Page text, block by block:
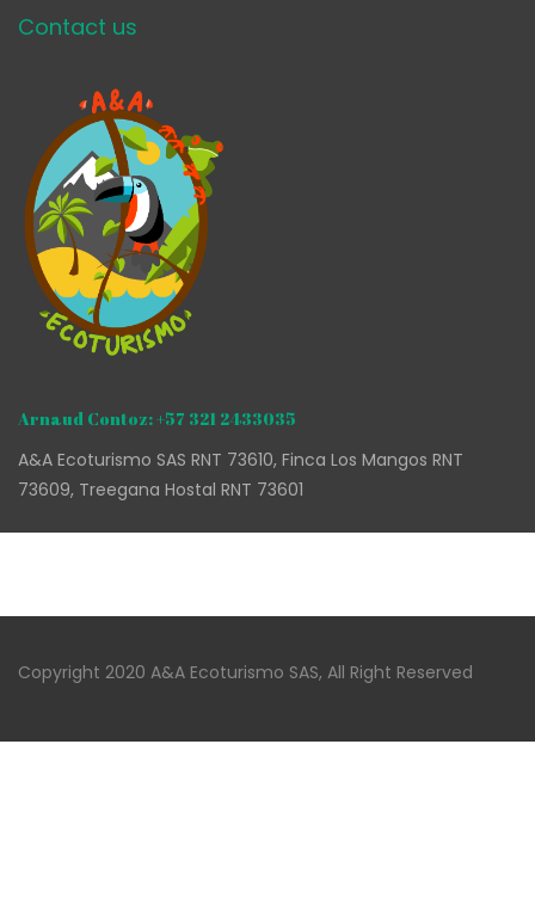
Contact us
Arnaud Contoz: +57 321 2433035
A&A Ecoturismo SAS RNT 73610, Finca Los Mangos RNT
73609, Treegana Hostal RNT 73601
Copyright 2020 A&A Ecoturismo SAS, All Right Reserved